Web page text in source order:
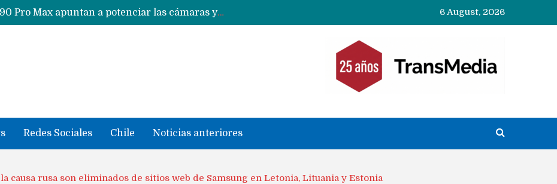
Google acaba definitivamente el truco para pagar con NFC en celulares Xiaomi, Oppo, Vivo y Huawei con ROM china
6 August, 2026
Redes Sociales Chile Noticias anteriores
causa rusa son eliminados de sitios web de Samsung en Letonia, Lituania y Estonia